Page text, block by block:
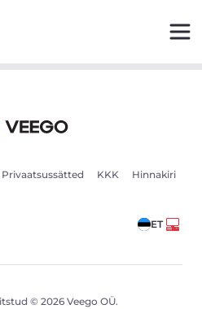
Privaatsussätted KKK Hinnakiri
ET
© 2026 Veego OÜ.